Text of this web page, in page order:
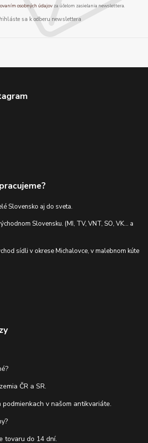
osobných údajov za účelom zasielania newslettera.
sa k odberu newslettera
Slovensko aj do sveta.
Slovensku. (MI, TV, VNT, SO, VK... a
sídli v okrese Michalovce, v malebnom kúte
ČR a SR.
v našom antikvariáte.
tovaru do 14 dní.